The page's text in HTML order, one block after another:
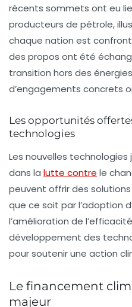
récents sommets ont eu
producteurs de pétrole,
chaque nation est
des propos ont été
transition hors des
d’engagements concrets
Les opportunités
technologies
Les nouvelles
dans la lutte contre le
peuvent offrir des
que ce soit par l’adoption
l’amélioration de
développement des
pour soutenir une action
Le financement
majeur